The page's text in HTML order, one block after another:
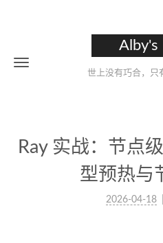
Alby's
世上没有巧合，只
Ray 实战：节点
型预热与
2026-04-18